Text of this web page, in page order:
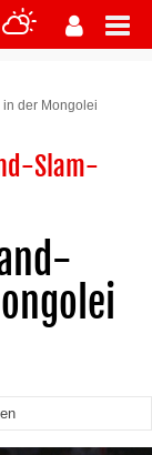
der Mongolei
Slam-